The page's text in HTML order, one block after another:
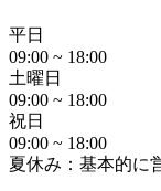
平日
09:00 ~ 18:00
土曜日
09:00 ~ 18:00
祝日
09:00 ~ 18:00
夏休み：基本的に